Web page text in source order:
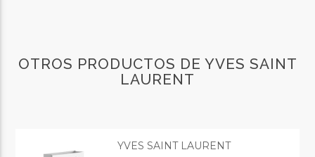
OTROS PRODUCTOS DE YVES SAINT
LAURENT
YVES SAINT LAURENT